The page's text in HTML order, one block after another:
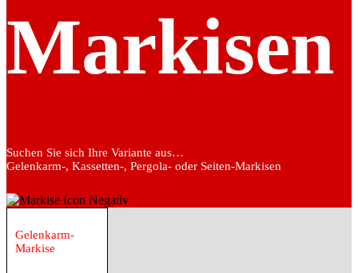
Markisen
Suchen Sie sich Ihre Variante aus…
Gelenkarm-, Kassetten-, Pergola- oder Seiten-Markisen
Gelenkarm-
Markise